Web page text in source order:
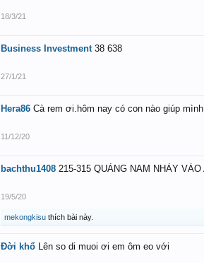
18/3/21
Business Investment 38 638
27/1/21
Hera86 Cà rem ơi.hôm nay có con nào giúp
11/12/20
bachthu1408 215-315 QUẢNG NAM NHẢY VÀO
19/5/20
mekongkisu thích bài này.
Đời khổ Lên so di muoi ơi em ôm eo với